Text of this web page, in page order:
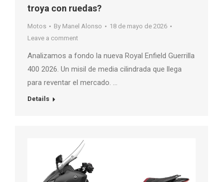
troya con ruedas?
Motos By Manel Alonso
18 de mayo de 2026
Leave a comment
Analizamos a fondo la nueva Royal Enfield Guerrilla
400 2026. Un misil de media cilindrada que llega
para reventar el mercado. …
Details